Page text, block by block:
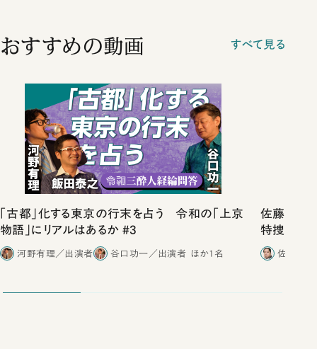
おすすめの動画 すべて見る
「古都」化する東京の行末を占う 令和の「上京
物語」にリアルはあるか #3
河野有理／出演者 谷口功一／出演者 ほか1名
佐藤優vs
特捜取調
合ったこと
佐藤優